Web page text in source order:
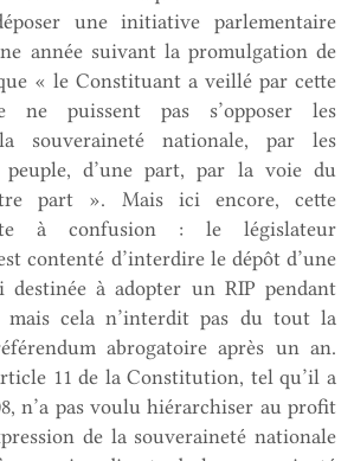
une initiative parlementaire
année suivant la promulgation de
« le Constituant a veillé par cette
ne puissent pas s’opposer les
souveraineté nationale, par les
peuple, d’une part, par la voie du
part ». Mais ici encore, cette
à confusion : le législateur
contenté d’interdire le dépôt d’une
à adopter un RIP pendant
mais cela n’interdit pas du tout la
abrogatoire après un an.
11 de la Constitution, tel qu’il a
n’a pas voulu hiérarchiser au profit
de la souveraineté nationale